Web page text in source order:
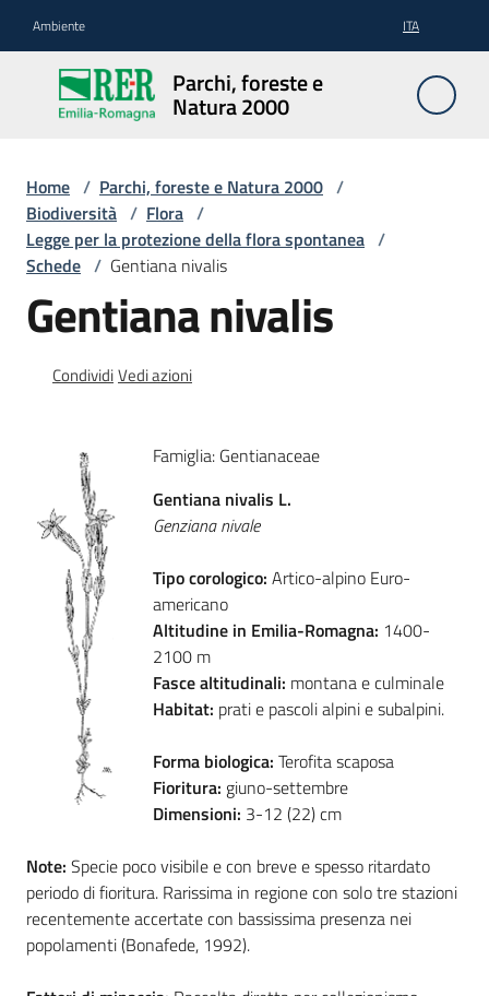
Ambiente ITA
Parchi, foreste e
Natura 2000
Parchi,
foreste
e
2000
Aree
Protette
Foreste
Biodiversità
Consultazione
su
Home / Parchi, foreste e Natura 2000 /
Biodiversità / Flora /
Legge per la protezione della flora spontanea /
Schede / Gentiana nivalis
Gentiana nivalis
CondividiVedi azioni
Famiglia: Gentianaceae
Gentiana nivalis L.
Genziana nivale
Tipo corologico: Artico-alpino Euro-
americano
Altitudine in Emilia-Romagna: 1400-
2100 m
Fasce altitudinali: montana e culminale
Habitat: prati e pascoli alpini e subalpini.
Forma biologica: Terofita scaposa
Fioritura: giuno-settembre
Dimensioni: 3-12 (22) cm
Note: Specie poco visibile e con breve e spesso ritardato
periodo di fioritura. Rarissima in regione con solo tre stazioni
recentemente accertate con bassissima presenza nei
popolamenti (Bonafede, 1992).